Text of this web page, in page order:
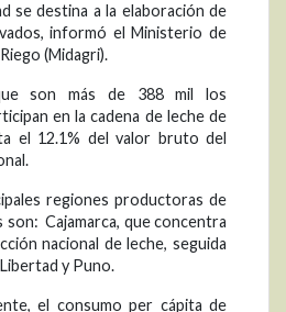
se destina a la elaboración de
informó el Ministerio de
(Midagri).
son más de 388 mil los
en la cadena de leche de
el 12.1% del valor bruto del
regiones productoras de
son: Cajamarca, que concentra
nacional de leche, seguida
y Puno.
el consumo per cápita de